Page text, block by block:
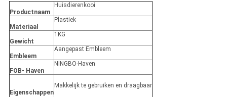
Productnaam
Huisdierenkooi
Materiaal
Plastiek
Gewicht
1KG
Embleem
Aangepast Embleem
FOB- Haven
NINGBO-Haven
Eigenschappen
Makkelijk te gebruiken en draagbaar